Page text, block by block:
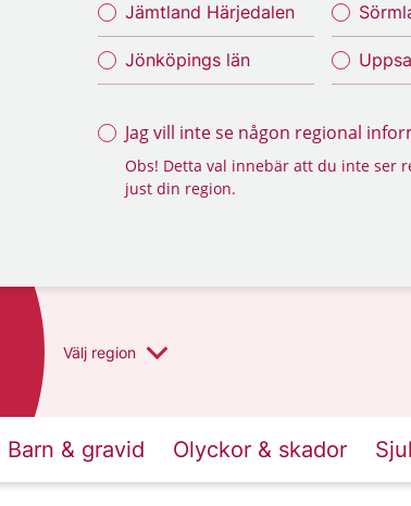
Jämtland Härjedalen
Jönköpings län
Jag vill inte se någon regional
Obs! Detta val innebär att du inte ser
just din region.
1177 Välj region
Barn & gravid Olyckor & skador